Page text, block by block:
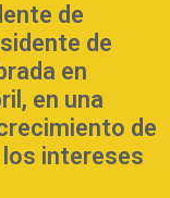
de
de
en
en una
de
los intereses